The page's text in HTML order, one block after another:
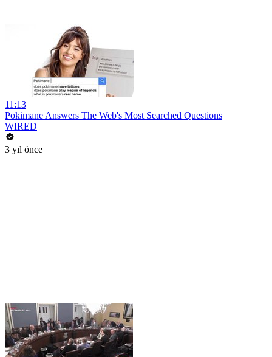
11:13
Pokimane Answers The Web's Most Searched Questions
WIRED
3 yıl önce